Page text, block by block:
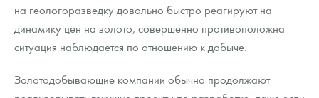
на геологоразведку довольно быстро реагируют на
динамику цен на золото, совершенно противоположна
ситуация наблюдается по отношению к добыче.
Золотодобывающие компании обычно продолжают